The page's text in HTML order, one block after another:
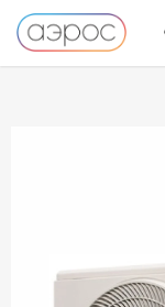
в наличии
в наличии